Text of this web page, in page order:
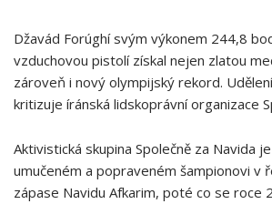
Džavád Forúghí svým výkonem 244,8
vzduchovou pistolí získal nejen zlatou
zároveň i nový olympijský rekord.
kritizuje íránská lidskoprávní organizace
Aktivistická skupina Společně za Navida
umučeném a popraveném šampionovi v
zápase Navidu Afkarim, poté co se roce